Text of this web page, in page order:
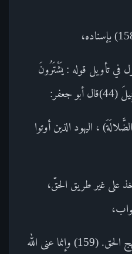
تأويل قوله : يَشْتَرُونَ
جعفر:
، اليهود الذين أوتوا
على غير طريق الحقّ،
مع العلم منهم بقصد السبيل ومنهج الحق. (159) وإنما عنى الله